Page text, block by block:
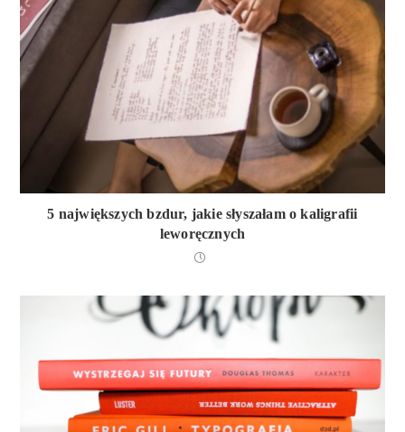
5 największych bzdur, jakie słyszałam o kaligrafii
leworęcznych